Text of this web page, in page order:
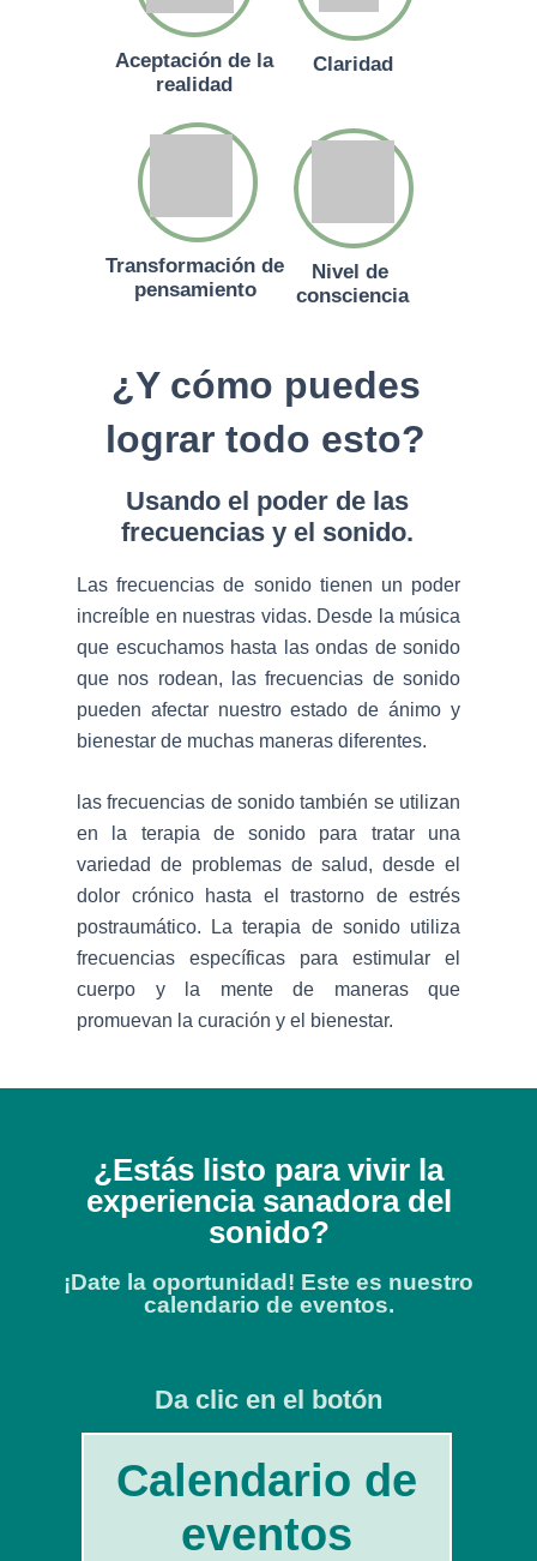
Aceptación de la
realidad
Claridad
Transformación de
pensamiento
Nivel de
consciencia
¿Y cómo puedes
lograr todo esto?
Las frecuencias de sonido tienen un poder
increíble en nuestras vidas. Desde la música
que escuchamos hasta las ondas de sonido
que nos rodean, las frecuencias de sonido
pueden afectar nuestro estado de ánimo y
bienestar de muchas maneras diferentes.
las frecuencias de sonido también se utilizan
en la terapia de sonido para tratar una
variedad de problemas de salud, desde el
dolor crónico hasta el trastorno de estrés
postraumático. La terapia de sonido utiliza
frecuencias específicas para estimular el
cuerpo y la mente de maneras que
promuevan la curación y el bienestar.
Usando el poder de las
frecuencias y el sonido.
¿Estás listo para vivir la
experiencia sanadora del
sonido?
¡Date la oportunidad! Este es nuestro
calendario de eventos.
Da clic en el botón
Calendario de
eventos